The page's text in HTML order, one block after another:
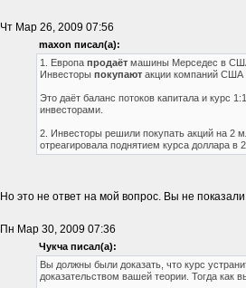
Чт Мар 26, 2009 07:56
maxon писал(а):
1. Европа продаёт машины Мерседес в
Инвесторы покупают акции компаний США
Это даёт баланс потоков капитала и курс
инвесторами.
2. Инвесторы решили покупать акций на 2
отреагировала поднятием курса доллара
Но это не ответ на мой вопрос. Вы не
Пн Мар 30, 2009 07:36
Чукча писал(а):
Вы должны были доказать, что курс
доказательством вашей теории. Тогда как